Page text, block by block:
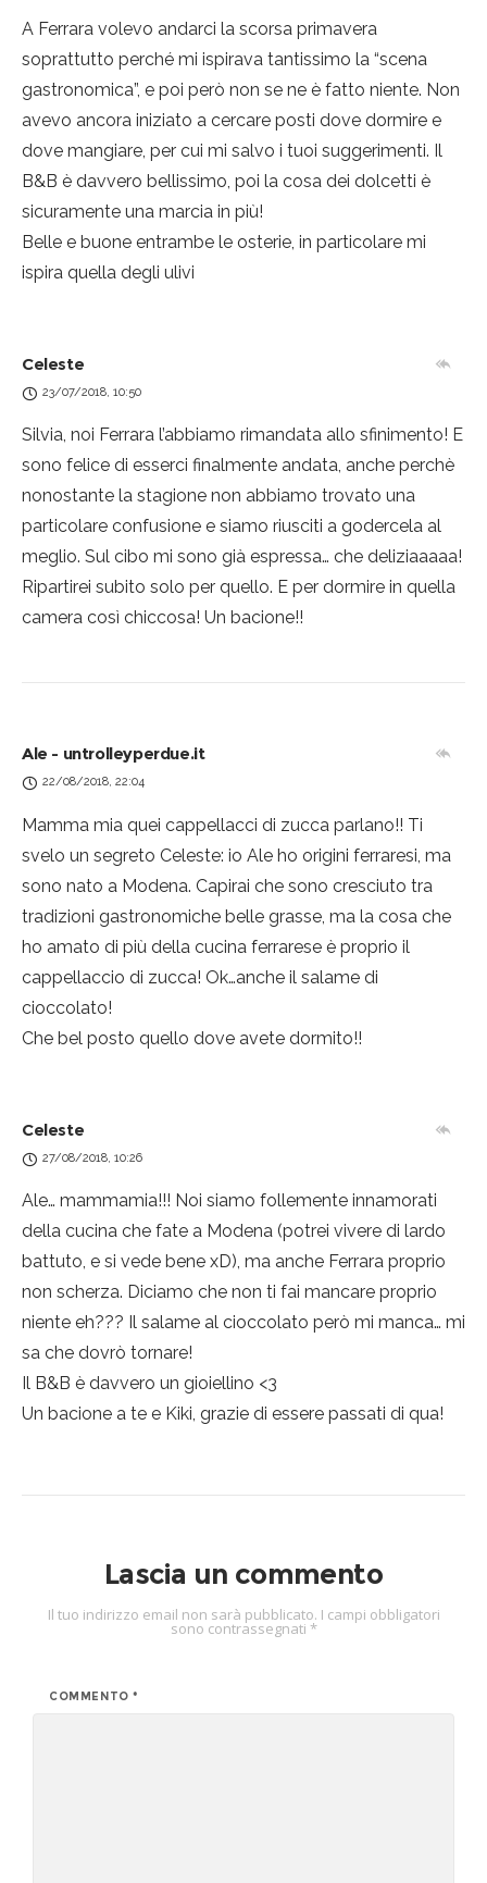
A Ferrara volevo andarci la scorsa primavera
soprattutto perché mi ispirava tantissimo la “scena
gastronomica”, e poi però non se ne è fatto niente. Non
avevo ancora iniziato a cercare posti dove dormire e
dove mangiare, per cui mi salvo i tuoi suggerimenti. Il
B&B è davvero bellissimo, poi la cosa dei dolcetti è
sicuramente una marcia in più!
Belle e buone entrambe le osterie, in particolare mi
ispira quella degli ulivi
Celeste
23/07/2018, 10:50
Silvia, noi Ferrara l’abbiamo rimandata allo sfinimento! E
sono felice di esserci finalmente andata, anche perchè
nonostante la stagione non abbiamo trovato una
particolare confusione e siamo riusciti a godercela al
meglio. Sul cibo mi sono già espressa… che deliziaaaaa!
Ripartirei subito solo per quello. E per dormire in quella
camera così chiccosa! Un bacione!!
Ale - untrolleyperdue.it
22/08/2018, 22:04
Mamma mia quei cappellacci di zucca parlano!! Ti
svelo un segreto Celeste: io Ale ho origini ferraresi, ma
sono nato a Modena. Capirai che sono cresciuto tra
tradizioni gastronomiche belle grasse, ma la cosa che
ho amato di più della cucina ferrarese è proprio il
cappellaccio di zucca! Ok…anche il salame di
cioccolato!
Che bel posto quello dove avete dormito!!
Celeste
27/08/2018, 10:26
Ale… mammamia!!! Noi siamo follemente innamorati
della cucina che fate a Modena (potrei vivere di lardo
battuto, e si vede bene xD), ma anche Ferrara proprio
non scherza. Diciamo che non ti fai mancare proprio
niente eh??? Il salame al cioccolato però mi manca… mi
sa che dovrò tornare!
Il B&B è davvero un gioiellino <3
Un bacione a te e Kiki, grazie di essere passati di qua!
Lascia un commento
Il tuo indirizzo email non sarà pubblicato. I campi obbligatori
sono contrassegnati *
COMMENTO*